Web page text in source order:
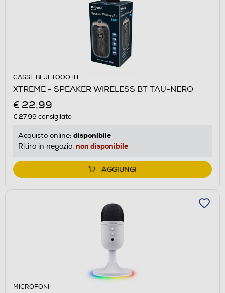
CASSE BLUETOOOTH
XTREME - SPEAKER WIRELESS BT TAU-NERO
€ 22,99
€ 27,99 consigliato
Acquisto online: disponibile
Ritiro in negozio: non disponibile
AGGIUNGI
MICROFONI